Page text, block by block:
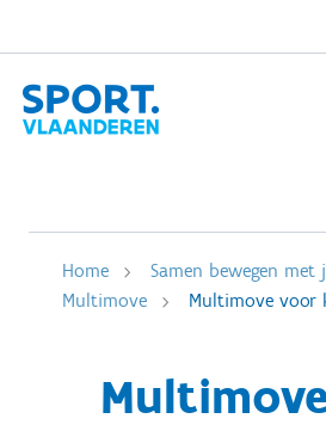
Home
Samen bewegen met
Multimove
Multimove voor